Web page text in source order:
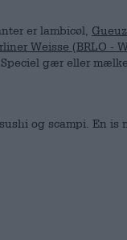
er lambicøl,
Weisse (BRLO -
gær eller
og scampi. En is